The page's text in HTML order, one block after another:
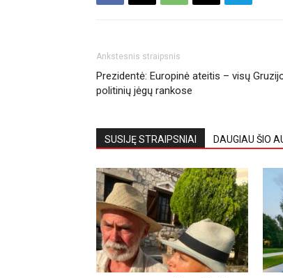
Ankstesnis straipsnis
Prezidentė: Europinė ateitis – visų
politinių jėgų rankose
SUSIJĘ STRAIPSNIAI DAUGIAU ŠIO